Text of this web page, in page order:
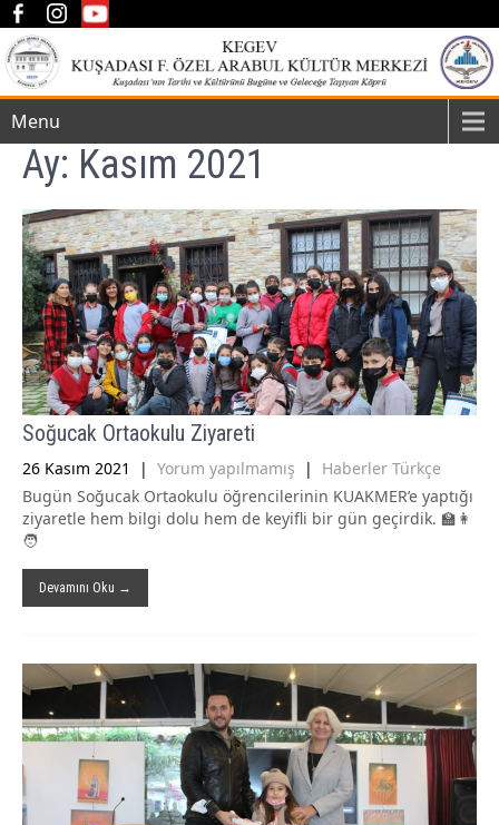
Menu
Ay: Kasım 2021
Soğucak Ortaokulu Ziyareti
26 Kasım 2021 | Yorum yapılmamış | Haberler Türkçe
Bugün Soğucak Ortaokulu öğrencilerinin KUAKMER’e yaptığı
ziyaretle hem bilgi dolu hem de keyifli bir gün geçirdik. 🏫👩
🧑
Devamını Oku →